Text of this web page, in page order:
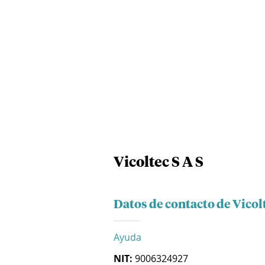
Vicoltec S A S
Datos de contacto de
Ayuda
NIT: 9006324927